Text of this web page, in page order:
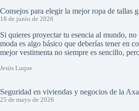
Consejos para elegir la mejor ropa de tallas
18 de junio de 2026
Si quieres proyectar tu esencia al mundo, no
moda es algo básico que deberías tener en
mejor vestimenta no siempre es sencillo,
Jesús Luque
Seguridad en viviendas y negocios de la
25 de mayo de 2026